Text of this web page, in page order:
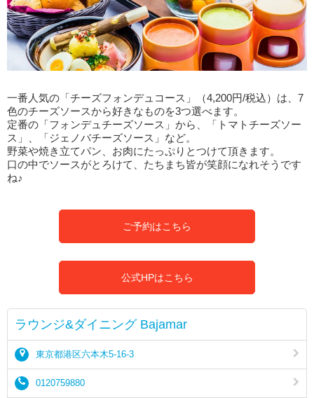
一番人気の「チーズフォンデュコース」（4,200円/税込）は、7
色のチーズソースから好きなものを3つ選べます。
定番の「フォンデュチーズソース」から、「トマトチーズソー
ス」、「ジェノバチーズソース」など。
野菜や焼き立てパン、お肉にたっぷりとつけて頂きます。
口の中でソースがとろけて、たちまち皆が笑顔になれそうです
ね♪
ご予約はこちら
公式HPはこちら
ラウンジ&ダイニング Bajamar
東京都港区六本木5-16-3
0120759880